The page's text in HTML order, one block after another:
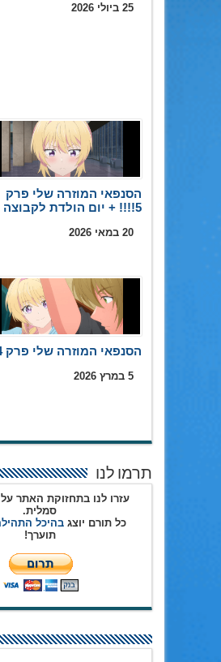
25 ביולי 2026
הסנפאי המוזרה שלי פרק
5!!!! + יום הולדת לקבוצה
20 במאי 2026
הסנפאי המוזרה שלי פרק 4
5 במרץ 2026
תרמו לנו
עזרו לנו בתחזוקת האתר על
סמלית.
כל תורם יוצגבהיכל
תוערך!